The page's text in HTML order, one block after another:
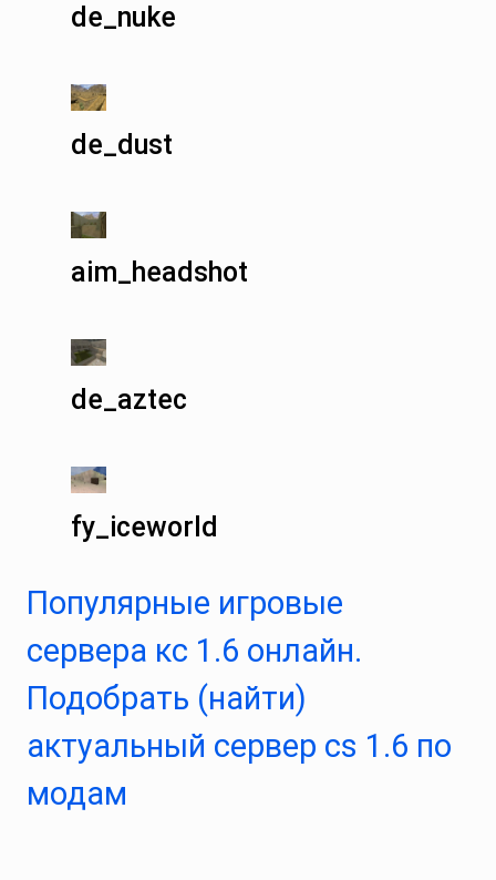
de_nuke
de_dust
aim_headshot
de_aztec
fy_iceworld
Популярные игровые
сервера кс 1.6 онлайн.
Подобрать (найти)
актуальный сервер cs 1.6 по
модам